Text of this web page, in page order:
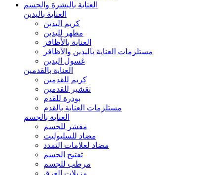
العناية بالبشرة والجسم
العناية باليدين
كريم اليدين
مطهر لليدين
العناية بالأظافر
مستلزمات العناية باليدين والأظافر
غسول اليدين
العناية بالقدمين
كريم للقدمين
تقشير للقدمين
بودرة للقدم
مستلزمات العناية بالقدم
العناية بالجسم
مقشر للجسم
مضاد للسليوليت
مضاد لعلامات التمدد
تفتيح الجسم
مرطب للجسم
مزيلات العرق